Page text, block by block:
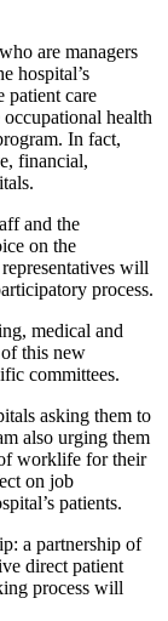
are managers
hospital’s
patient care
health
In fact,
financial,
and the
on the
will
process.
medical and
this new
committees.
asking them to
also urging them
worklife for their
on job
patients.
a partnership of
direct patient
process will